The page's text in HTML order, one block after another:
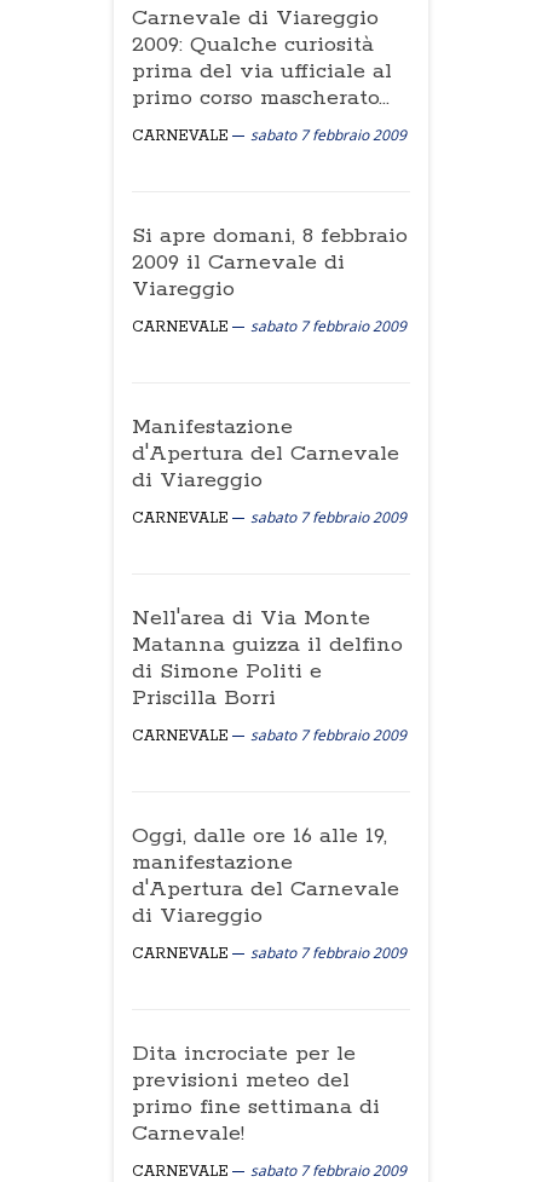
Carnevale di Viareggio
2009: Qualche curiosità
prima del via ufficiale al
primo corso mascherato...
CARNEVALE sabato 7 febbraio 2009
Si apre domani, 8 febbraio
2009 il Carnevale di
Viareggio
CARNEVALE sabato 7 febbraio 2009
Manifestazione
d'Apertura del Carnevale
di Viareggio
CARNEVALE sabato 7 febbraio 2009
Nell'area di Via Monte
Matanna guizza il delfino
di Simone Politi e
Priscilla Borri
CARNEVALE sabato 7 febbraio 2009
Oggi, dalle ore 16 alle 19,
manifestazione
d'Apertura del Carnevale
di Viareggio
CARNEVALE sabato 7 febbraio 2009
Dita incrociate per le
previsioni meteo del
primo fine settimana di
Carnevale!
CARNEVALE sabato 7 febbraio 2009